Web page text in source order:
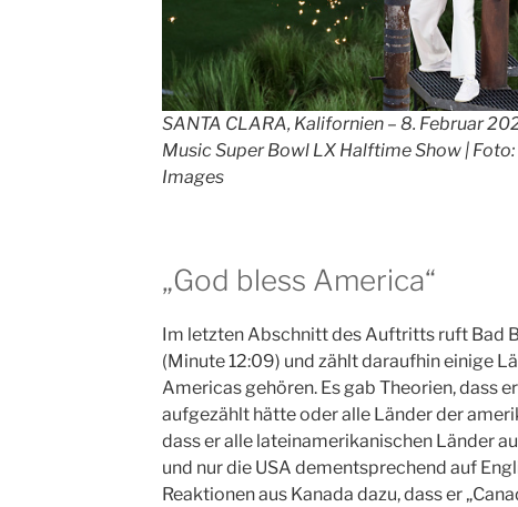
SANTA CLARA, Kalifornien – 8. Februar
Music Super Bowl LX Halftime Show |
Images
„God bless America“
Im letzten Abschnitt des Auftritts ruft Bad
(Minute 12:09) und zählt daraufhin einige
Americas gehören. Es gab Theorien, dass
aufgezählt hätte oder alle Länder der
dass er alle lateinamerikanischen Länder
und nur die USA dementsprechend auf
Reaktionen aus Kanada dazu, dass er